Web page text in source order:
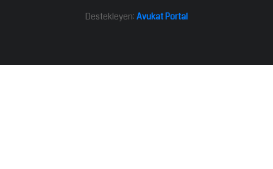
Destekleyen: Avukat Portal